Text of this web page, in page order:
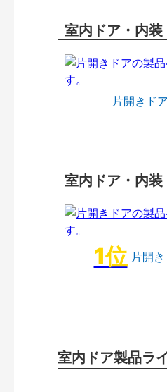
室内ドア・内
片開きドア
室内ドア・内
片開
室内ドア製品ラ